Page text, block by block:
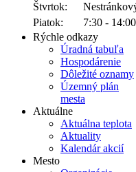
Štvrtok:
Piatok:
7:30 - 14:00
Rýchle odkazy
Úradná tabuľa
Hospodárenie
Dôležité oznamy
Územný plán
mesta
Aktuálne
Aktuálna teplota
Aktuality
Kalendár akcií
Mesto